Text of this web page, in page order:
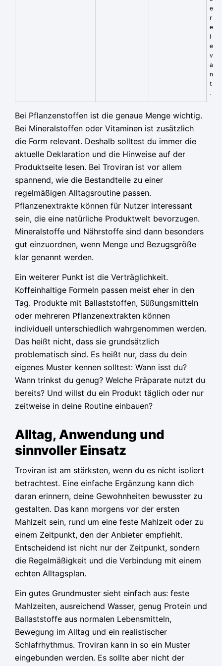
e
r
e
l
e
v
a
n
t
.
Bei Pflanzenstoffen ist die genaue Menge wichtig.
Bei Mineralstoffen oder Vitaminen ist zusätzlich
die Form relevant. Deshalb solltest du immer die
aktuelle Deklaration und die Hinweise auf der
Produktseite lesen. Bei Troviran ist vor allem
spannend, wie die Bestandteile zu einer
regelmäßigen Alltagsroutine passen.
Pflanzenextrakte können für Nutzer interessant
sein, die eine natürliche Produktwelt bevorzugen.
Mineralstoffe und Nährstoffe sind dann besonders
gut einzuordnen, wenn Menge und Bezugsgröße
klar genannt werden.
Ein weiterer Punkt ist die Verträglichkeit.
Koffeinhaltige Formeln passen meist eher in den
Tag. Produkte mit Ballaststoffen, Süßungsmitteln
oder mehreren Pflanzenextrakten können
individuell unterschiedlich wahrgenommen werden.
Das heißt nicht, dass sie grundsätzlich
problematisch sind. Es heißt nur, dass du dein
eigenes Muster kennen solltest: Wann isst du?
Wann trinkst du genug? Welche Präparate nutzt du
bereits? Und willst du ein Produkt täglich oder nur
zeitweise in deine Routine einbauen?
Alltag, Anwendung und
sinnvoller Einsatz
Troviran ist am stärksten, wenn du es nicht isoliert
betrachtest. Eine einfache Ergänzung kann dich
daran erinnern, deine Gewohnheiten bewusster zu
gestalten. Das kann morgens vor der ersten
Mahlzeit sein, rund um eine feste Mahlzeit oder zu
einem Zeitpunkt, den der Anbieter empfiehlt.
Entscheidend ist nicht nur der Zeitpunkt, sondern
die Regelmäßigkeit und die Verbindung mit einem
echten Alltagsplan.
Ein gutes Grundmuster sieht einfach aus: feste
Mahlzeiten, ausreichend Wasser, genug Protein und
Ballaststoffe aus normalen Lebensmitteln,
Bewegung im Alltag und ein realistischer
Schlafrhythmus. Troviran kann in so ein Muster
eingebunden werden. Es sollte aber nicht der